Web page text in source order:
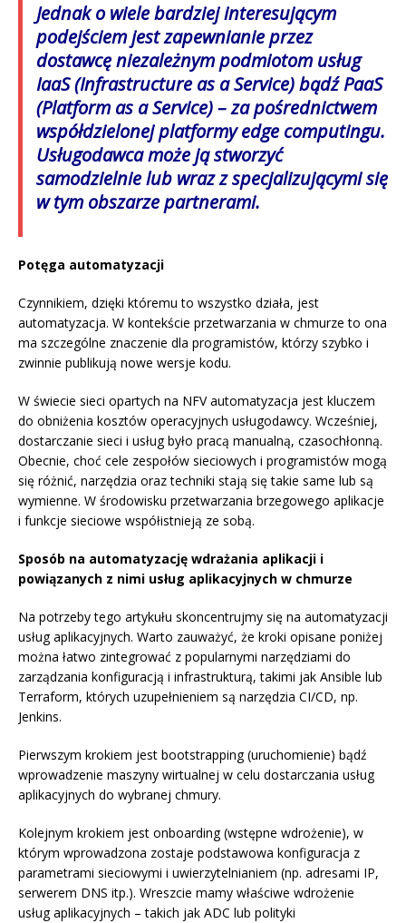
Jednak o wiele bardziej interesującym
podejściem jest zapewnianie przez
dostawcę niezależnym podmiotom usług
IaaS (Infrastructure as a Service) bądź PaaS
(Platform as a Service) – za pośrednictwem
współdzielonej platformy edge computingu.
Usługodawca może ją stworzyć
samodzielnie lub wraz z specjalizującymi się
w tym obszarze partnerami.
Potęga automatyzacji
Czynnikiem, dzięki któremu to wszystko działa, jest
automatyzacja. W kontekście przetwarzania w chmurze to ona
ma szczególne znaczenie dla programistów, którzy szybko i
zwinnie publikują nowe wersje kodu.
W świecie sieci opartych na NFV automatyzacja jest kluczem
do obniżenia kosztów operacyjnych usługodawcy. Wcześniej,
dostarczanie sieci i usług było pracą manualną, czasochłonną.
Obecnie, choć cele zespołów sieciowych i programistów mogą
się różnić, narzędzia oraz techniki stają się takie same lub są
wymienne. W środowisku przetwarzania brzegowego aplikacje
i funkcje sieciowe współistnieją ze sobą.
Sposób na automatyzację wdrażania aplikacji i
powiązanych z nimi usług aplikacyjnych w chmurze
Na potrzeby tego artykułu skoncentrujmy się na automatyzacji
usług aplikacyjnych. Warto zauważyć, że kroki opisane poniżej
można łatwo zintegrować z popularnymi narzędziami do
zarządzania konfiguracją i infrastrukturą, takimi jak Ansible lub
Terraform, których uzupełnieniem są narzędzia CI/CD, np.
Jenkins.
Pierwszym krokiem jest bootstrapping (uruchomienie) bądź
wprowadzenie maszyny wirtualnej w celu dostarczania usług
aplikacyjnych do wybranej chmury.
Kolejnym krokiem jest onboarding (wstępne wdrożenie), w
którym wprowadzona zostaje podstawowa konfiguracja z
parametrami sieciowymi i uwierzytelnianiem (np. adresami IP,
serwerem DNS itp.). Wreszcie mamy właściwe wdrożenie
usług aplikacyjnych – takich jak ADC lub polityki